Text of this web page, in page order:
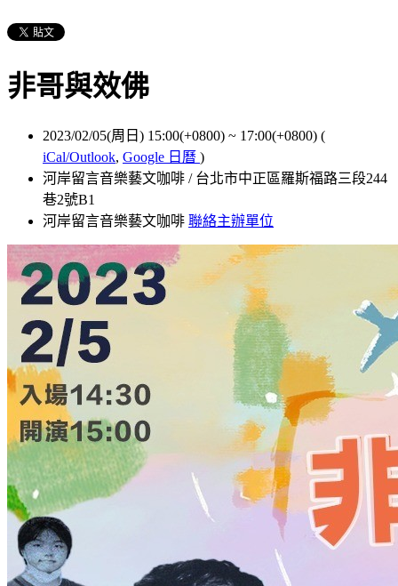
非哥與效佛
2023/02/05(周日) 15:00(+0800) ~ 17:00(+0800) (
iCal/Outlook, Google 日曆 )
河岸留言音樂藝文咖啡 / 台北市中正區羅斯福路三段244
巷2號B1
河岸留言音樂藝文咖啡 聯絡主辦單位